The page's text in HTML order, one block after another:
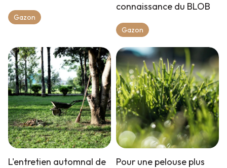
Gazon
connaissance du BLOB
Gazon
L'entretien automnal de
Pour une pelouse plus